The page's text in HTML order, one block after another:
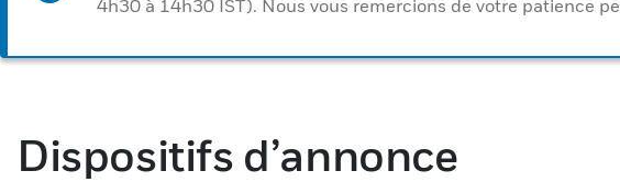
4h30 à 14h30 IST). Nous vous remercions de votre patience
Dispositifs d’annonce